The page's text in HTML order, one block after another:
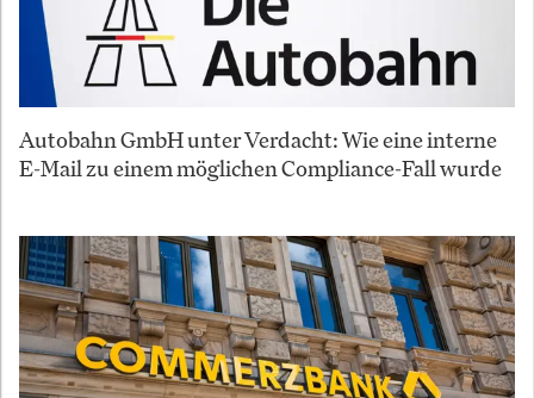
Autobahn GmbH unter Verdacht: Wie eine interne
E-Mail zu einem möglichen Compliance-Fall wurde